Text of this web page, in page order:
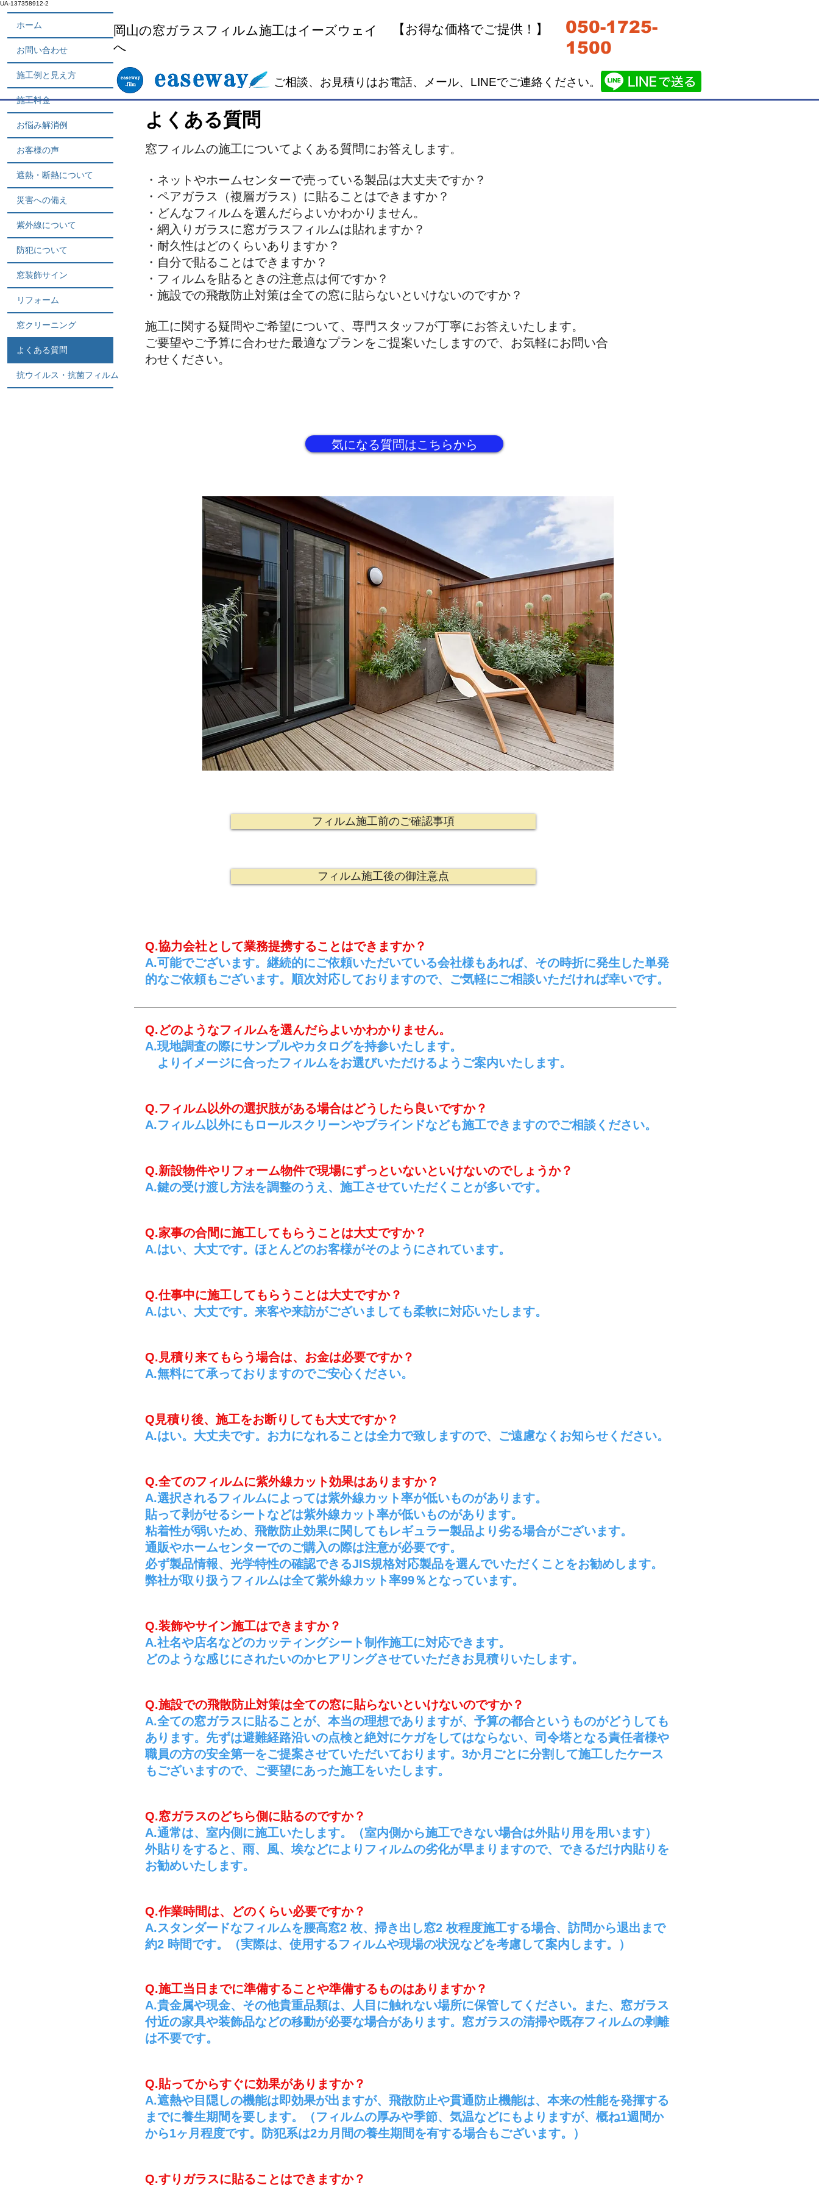
UA-137358912-2
ホーム
お問い合わせ
施工例と見え方
施工料金
お悩み解消例
お客様の声
遮熱・断熱について
災害への備え
紫外線について
防犯について
窓装飾サイン
リフォーム
窓クリーニング
よくある質問
抗ウイルス・抗菌フィルム
​岡山の窓ガラスフィルム施工はイーズウェイ
へ
​【お得な価格でご提供！】
​​050-1725-
1500
​ご相談、お見積りはお電話、メール、LINEでご連絡ください。
よくある質問
窓フィルムの施工についてよくある質問にお答えします。
・ネットやホームセンターで売っている製品は大丈夫ですか？
・ペアガラス（複層ガラス）に貼ることはできますか？
​・どんなフィルムを選んだらよいかわかりません。
・網入りガラスに窓ガラスフィルムは貼れますか？
・耐久性はどのくらいありますか？
・自分で貼ることはできますか？
・フィルムを貼るときの注意点は何ですか？
・施設での飛散防止対策は全ての窓に貼らないといけないのですか？
施工に関する疑問やご希望について、専門スタッフが丁寧にお答えいたします。
ご要望やご予算に合わせた最適なプランをご提案いたしますので、お気軽にお問い合
わせください。
気になる質問はこちらから
フィルム施工前のご確認事項
フィルム施工後の御注意点
Q.協力会社として業務提携することはできますか？
A.可能でございます。継続的にご依頼いただいている会社様もあれば、その時折に発生した単発
的なご依頼もございます。順次対応しておりますので、ご気軽にご相談いただければ幸いです。
Q.どのようなフィルムを選んだらよいかわかりません。
A.現地調査の際にサンプルやカタログを持参いたします。
よりイメージに合ったフィルムをお選びいただけるようご案内いたします。
Q.フィルム以外の選択肢がある場合はどうしたら良いですか？
A.フィルム以外にもロールスクリーンやブラインドなども施工できますのでご相談ください。
Q.新設物件やリフォーム物件で現場にずっといないといけないのでしょうか？
A.鍵の受け渡し方法を調整のうえ、施工させていただくことが多いです。
Q.家事の合間に施工してもらうことは大丈ですか？
A.はい、大丈です。ほとんどのお客様がそのようにされています。
Q.仕事中に施工してもらうことは大丈ですか？
A.はい、大丈です。来客や来訪がございましても柔軟に対応いたします。
Q.見積り来てもらう場合は、お金は必要ですか？
A.無料にて承っておりますのでご安心ください。
Q見積り後、施工をお断りしても大丈ですか？
A.はい。大丈夫です。お力になれることは全力で致しますので、ご遠慮なくお知らせください。
Q.全てのフィルムに紫外線カット効果はありますか？
A.選択されるフィルムによっては紫外線カット率が低いものがあります。
貼って剥がせるシートなどは紫外線カット率が低いものがあります。
​粘着性が弱いため、飛散防止効果に関してもレギュラー製品より劣る場合がございます。
通販やホームセンターでのご購入の際は注意が必要です。
必ず製品情報、光学特性の確認できるJIS規格対応製品を選んでいただくことをお勧めします。
弊社が取り扱うフィルムは全て紫外線カット率99％となっています。
Q.装飾やサイン施工はできますか？
A.社名や店名などのカッティングシート制作施工に対応できます。
どのような感じにされたいのかヒアリングさせていただきお見積りいたします。
Q.施設での飛散防止対策は全ての窓に貼らないといけないのですか？
A.全ての窓ガラスに貼ることが、本当の理想でありますが、予算の都合というものがどうしても
あります。 先ずは避難経路沿いの点検と絶対にケガをしてはならない、司令塔となる責任者様や
職員の方の安全第一をご提案させていただいております。3か月ごとに分割して施工したケース
もございますので、ご要望にあった施工をいたします。
Q.窓ガラスのどちら側に貼るのですか？
A.通常は、室内側に施工いたします。（室内側から施工できない場合は外貼り用を用います）
外貼りをすると、雨、風、埃などによりフィルムの劣化が早まりますので、できるだけ内貼りを
お勧めいたします。
Q.作業時間は、どのくらい必要ですか？
A.スタンダードなフィルムを腰高窓2 枚、掃き出し窓2 枚程度施工する場合、訪問から退出まで
約2 時間です。（実際は、使用するフィルムや現場の状況などを考慮して案内します。）
Q.施工当日までに準備することや準備するものはありますか？
A.貴金属や現金、その他貴重品類は、人目に触れない場所に保管してください。また、窓ガラス
付近の家具や装飾品などの移動が必要な場合があります。窓ガラスの清掃や既存フィルムの剥離
は不要です。
Q.貼ってからすぐに効果がありますか？
A.遮熱や目隠しの機能は即効果が出ますが、飛散防止や貫通防止機能は、本来の性能を発揮する
までに養生期間を要します。（フィルムの厚みや季節、気温などにもよりますが、概ね1週間か
から1ヶ月程度です。防犯系は2カ月間の養生期間を有する場合もございます。）
Q.すりガラスに貼ることはできますか？